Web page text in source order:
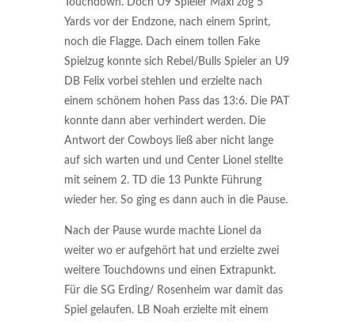
Touchdown. Doch U9 Spieler Maxi zog 5
Yards vor der Endzone, nach einem Sprint,
noch die Flagge. Dach einem tollen Fake
Spielzug konnte sich Rebel/Bulls Spieler an U9
DB Felix vorbei stehlen und erzielte nach
einem schönem hohen Pass das 13:6. Die PAT
konnte dann aber verhindert werden. Die
Antwort der Cowboys ließ aber nicht lange
auf sich warten und und Center Lionel stellte
mit seinem 2. TD die 13 Punkte Führung
wieder her. So ging es dann auch in die Pause.
Nach der Pause wurde machte Lionel da
weiter wo er aufgehört hat und erzielte zwei
weitere Touchdowns und einen Extrapunkt.
Für die SG Erding/ Rosenheim war damit das
Spiel gelaufen. LB Noah erzielte mit einem